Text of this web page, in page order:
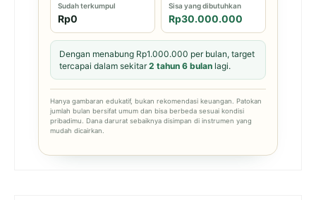
Sudah terkumpul
Rp0
Sisa yang dibutuhkan
Rp30.000.000
Dengan menabung Rp1.000.000 per bulan, target
tercapai dalam sekitar2 tahun 6 bulan lagi.
Hanya gambaran edukatif, bukan rekomendasi keuangan. Patokan
jumlah bulan bersifat umum dan bisa berbeda sesuai kondisi
pribadimu. Dana darurat sebaiknya disimpan di instrumen yang
mudah dicairkan.